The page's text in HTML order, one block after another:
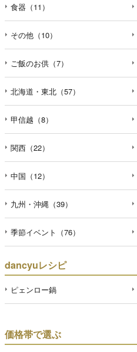
食器（11）
その他（10）
ご飯のお供（7）
北海道・東北（57）
甲信越（8）
関西（22）
中国（12）
九州・沖縄（39）
季節イベント（76）
dancyuレシピ
ピェンロー鍋
価格帯で選ぶ